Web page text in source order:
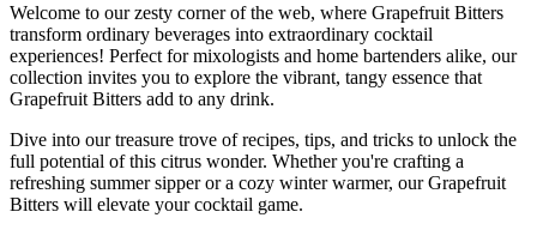
Welcome to our zesty corner of the web, where Grapefruit Bitters
transform ordinary beverages into extraordinary cocktail
experiences! Perfect for mixologists and home bartenders alike, our
collection invites you to explore the vibrant, tangy essence that
Grapefruit Bitters add to any drink.
Dive into our treasure trove of recipes, tips, and tricks to unlock the
full potential of this citrus wonder. Whether you're crafting a
refreshing summer sipper or a cozy winter warmer, our Grapefruit
Bitters will elevate your cocktail game.